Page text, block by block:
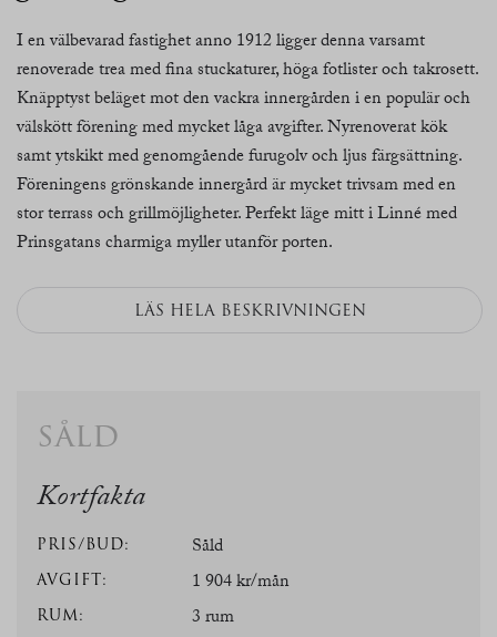
I en välbevarad fastighet anno 1912 ligger denna varsamt
renoverade trea med fina stuckaturer, höga fotlister och takrosett.
Knäpptyst beläget mot den vackra innergården i en populär och
välskött förening med mycket låga avgifter. Nyrenoverat kök
samt ytskikt med genomgående furugolv och ljus färgsättning.
Föreningens grönskande innergård är mycket trivsam med en
stor terrass och grillmöjligheter. Perfekt läge mitt i Linné med
Prinsgatans charmiga myller utanför porten.
LÄS HELA BESKRIVNINGEN
såld
Kortfakta
PRIS/BUD: Såld
AVGIFT: 1 904 kr/mån
RUM: 3 rum